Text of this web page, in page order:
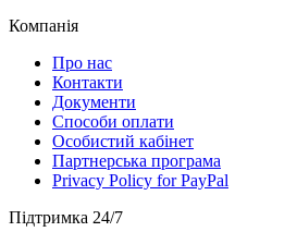
Компанія
Про нас
Контакти
Документи
Способи оплати
Особистий кабінет
Партнерська програма
Privacy Policy for PayPal
Підтримка 24/7